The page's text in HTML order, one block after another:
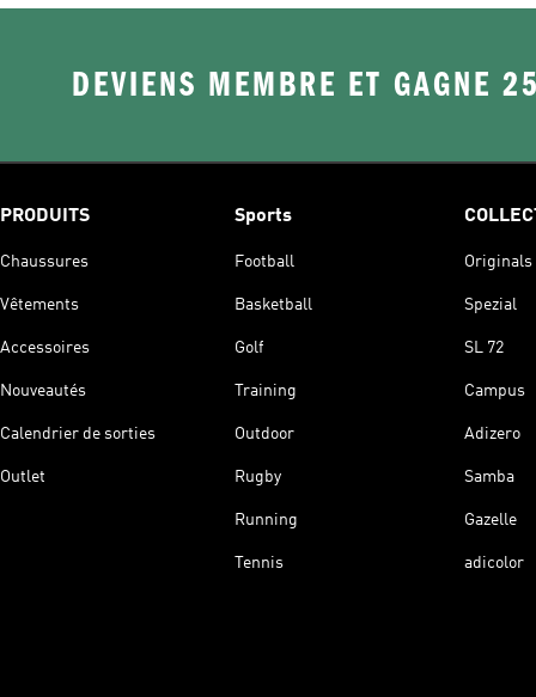
DEVIENS MEMBRE ET GAGNE
PRODUITS
Chaussures
Vêtements
Accessoires
Nouveautés
Calendrier de sorties
Outlet
Sports
Football
Basketball
Golf
Training
Outdoor
Rugby
Running
Tennis
Originals
Spezial
SL 72
Campus
Adizero
Samba
Gazelle
adicolor